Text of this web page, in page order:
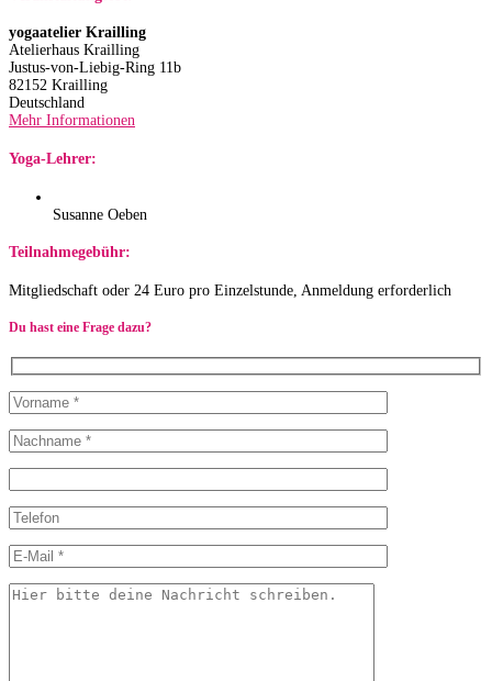
yogaatelier Krailling
Atelierhaus Krailling
Justus-von-Liebig-Ring 11b
82152 Krailling
Deutschland
Mehr Informationen
Yoga-Lehrer:
Susanne Oeben
Teilnahmegebühr:
Mitgliedschaft oder 24 Euro pro Einzelstunde, Anmeldung erforderlich
Du hast eine Frage dazu?